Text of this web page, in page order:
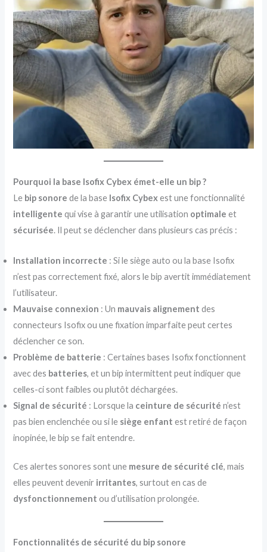
Pourquoi la base Isofix Cybex émet-elle un bip ?
Le bip sonore de la base Isofix Cybexest une fonctionnalité
intelligente qui vise à garantir une utilisation optimale et
sécurisée. Il peut se déclencher dans plusieurs cas précis :
Installation incorrecte : Si le siège auto ou la base Isofix
n’est pas correctement fixé, alors le bip avertit immédiatement
l’utilisateur.
Mauvaise connexion : Un mauvais alignement des
connecteurs Isofix ou une fixation imparfaite peut certes
déclencher ce son.
Problème de batterie : Certaines bases Isofix fonctionnent
avec des batteries, et un bip intermittent peut indiquer que
celles-ci sont faibles ou plutôt déchargées.
Signal de sécurité : Lorsque la ceinture de sécurité n’est
pas bien enclenchée ou si le siège enfant est retiré de façon
inopinée, le bip se fait entendre.
Ces alertes sonores sont une mesure de sécurité clé, mais
elles peuvent devenir irritantes, surtout en cas de
dysfonctionnement ou d’utilisation prolongée.
Fonctionnalités de sécurité du bip sonore